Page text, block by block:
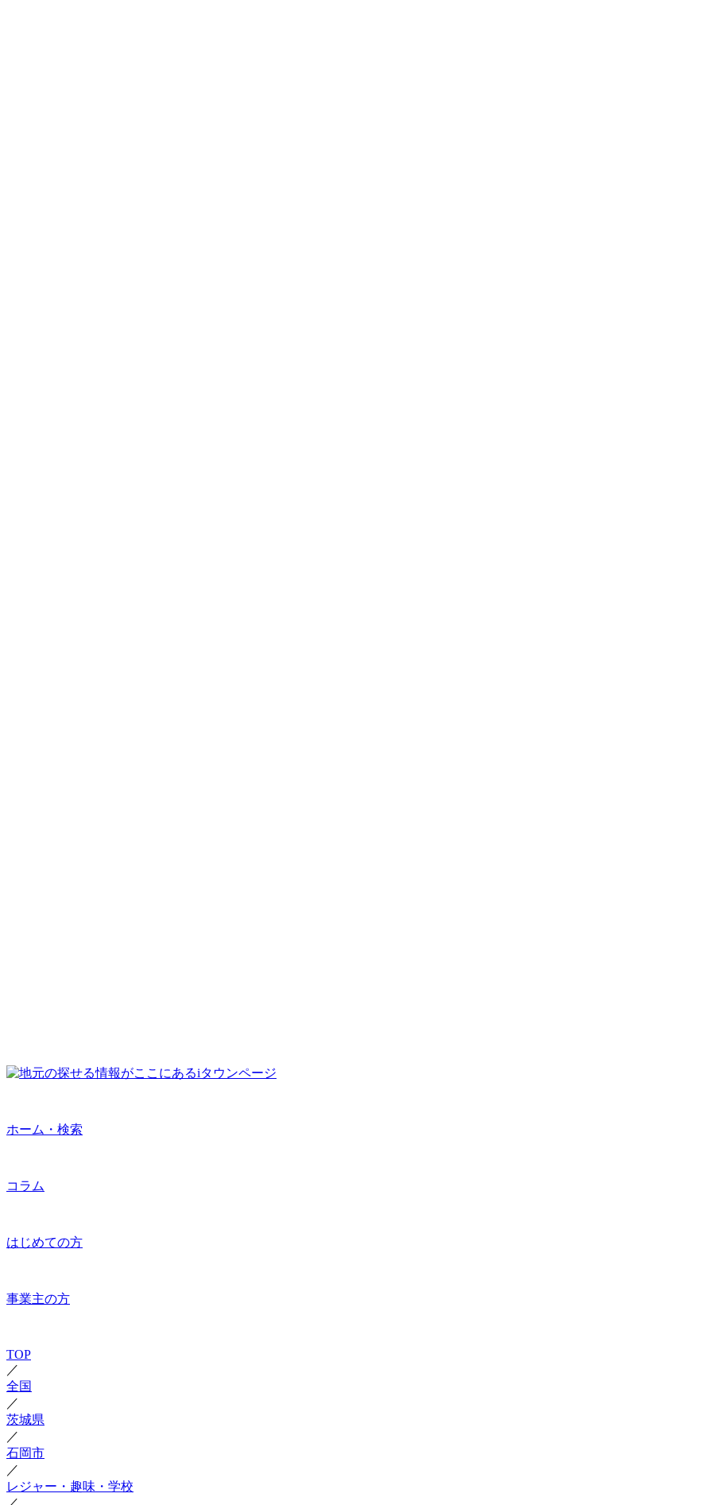
ホーム・検索
コラム
はじめての方
事業主の方
TOP
／
全国
／
茨城県
／
石岡市
／
レジャー・趣味・学校